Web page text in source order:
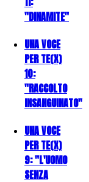
"DINAMITE"
UNA VOCE
PER TE(X)
10:
"RACCOLTO
INSANGUINATO"
UNA VOCE
PER TE(X)
9: "L'UOMO
SENZA